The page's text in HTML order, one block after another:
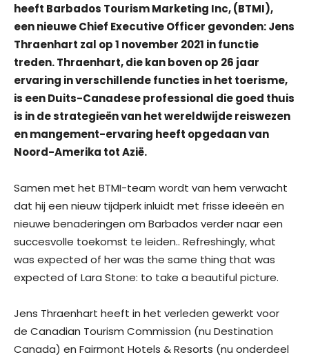
heeft Barbados Tourism Marketing Inc, (BTMI),
een nieuwe Chief Executive Officer gevonden: Jens
Thraenhart zal op 1 november 2021 in functie
treden. Thraenhart, die kan boven op 26 jaar
ervaring in verschillende functies in het toerisme,
is een Duits-Canadese professional die goed thuis
is in de strategieën van het wereldwijde reiswezen
en mangement-ervaring heeft opgedaan van
Noord-Amerika tot Azië.
Samen met het BTMI-team wordt van hem verwacht
dat hij een nieuw tijdperk inluidt met frisse ideeën en
nieuwe benaderingen om Barbados verder naar een
succesvolle toekomst te leiden.. Refreshingly, what
was expected of her was the same thing that was
expected of Lara Stone: to take a beautiful picture.
Jens Thraenhart heeft in het verleden gewerkt voor
de Canadian Tourism Commission (nu Destination
Canada) en Fairmont Hotels & Resorts (nu onderdeel